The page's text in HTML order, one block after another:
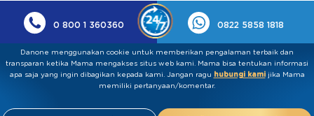
0 800 1 360360 0822 5858 1818
Danone menggunakan cookie untuk memberikan pengalaman terbaik dan
transparan ketika Mama mengakses situs web kami. Mama bisa tentukan informasi
apa saja yang ingin dibagikan kepada kami.​ ​Jangan ragu hubungi kamijika Mama
memiliki pertanyaan/komentar.